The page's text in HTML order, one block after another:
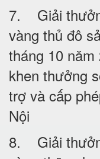
7. Giải
vàng thủ đô
tháng 10 năm
khen thưởng
trợ và cấp
Nội
8. Giải